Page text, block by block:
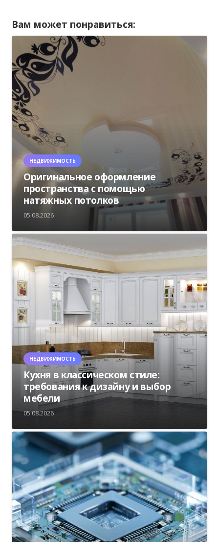
Вам может понравиться:
НЕДВИЖИМОСТЬ
Оригинальное оформление
пространства с помощью
натяжных потолков
05.08.2026
НЕДВИЖИМОСТЬ
Кухня в классическом стиле:
требования к дизайну и выбор
мебели
05.08.2026